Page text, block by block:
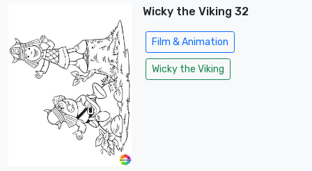
Wicky the Viking 32
Film & Animation
Wicky the Viking